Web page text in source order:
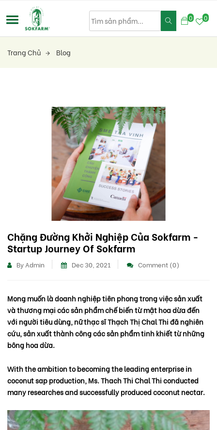
0 0
Trang Chủ Blog
Chặng Đường Khởi Nghiệp Của Sokfarm -
Startup Journey Of Sokfarm
By Admin Dec 30, 2021 Comment (0)
Mong muốn là doanh nghiệp tiên phong trong việc sản xuất
và thương mại các sản phẩm chế biến từ mật hoa dừa đến
với người tiêu dùng, nữ thạc sĩ Thạch Thị Chal Thi đã nghiên
cứu, sản xuất thành công các sản phẩm tinh khiết từ những
bông hoa dừa.
With the ambition to becoming the leading enterprise in
coconut sap production, Ms. Thach Thi Chal Thi conducted
many researches and successfully produced coconut nectar.